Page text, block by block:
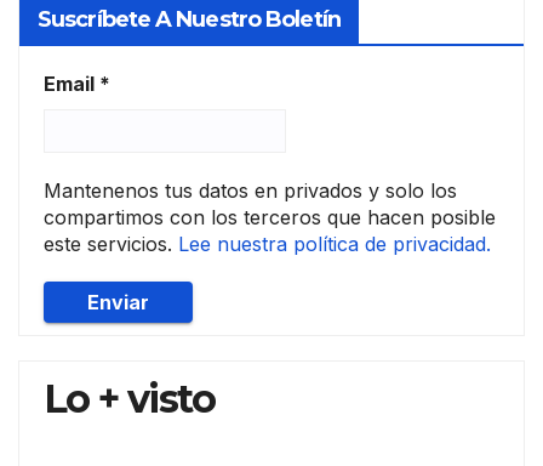
Suscríbete A Nuestro Boletín
Email *
Mantenenos tus datos en privados y solo los
compartimos con los terceros que hacen posible
este servicios. Lee nuestra política de privacidad.
Lo + visto